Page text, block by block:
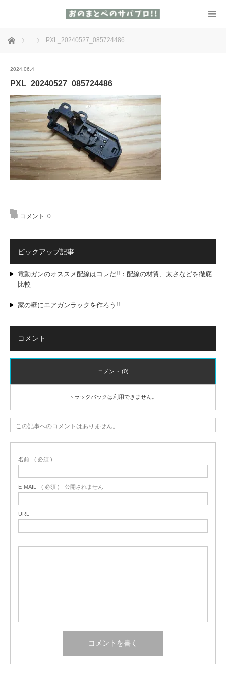
ホーム PXL_20240527_085724486
2024.06.4
PXL_20240527_085724486
コメント: 0
ピックアップ記事
電動ガンのオススメ配線はコレだ!!：配線の材質、太さなどを徹底
比較
家の壁にエアガンラックを作ろう!!
コメント
コメント (0)
トラックバックは利用できません。
この記事へのコメントはありません。
名前 ( 必須 )
E-MAIL ( 必須 ) - 公開されません -
URL